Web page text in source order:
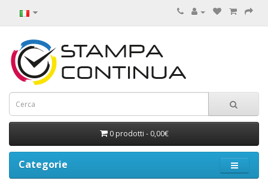
0 prodotti - 0,00€
Categorie